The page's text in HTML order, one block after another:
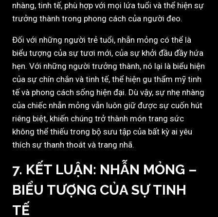
nhàng, tinh tế, phù hợp với mọi lứa tuổi và thể hiện sự
trưởng thành trong phong cách của người đeo.
Đối với những người trẻ tuổi, nhẫn mỏng có thể là
biểu tượng của sự tươi mới, của sự khởi đầu đầy hứa
hẹn. Với những người trưởng thành, nó lại là biểu hiện
của sự chín chắn và tinh tế, thể hiện gu thẩm mỹ tinh
tế và phong cách sống hiện đại. Dù vậy, sự nhẹ nhàng
của chiếc nhẫn mỏng vẫn luôn giữ được sự cuốn hút
riêng biệt, khiến chúng trở thành món trang sức
không thể thiếu trong bộ sưu tập của bất kỳ ai yêu
thích sự thanh thoát và trang nhã.
7. KẾT LUẬN: NHẪN MỎNG –
BIỂU TƯỢNG CỦA SỰ TINH
TẾ